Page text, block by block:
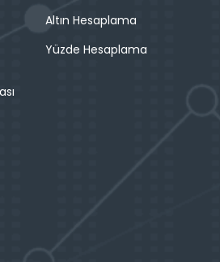
Altın Hesaplama
Yüzde Hesaplama